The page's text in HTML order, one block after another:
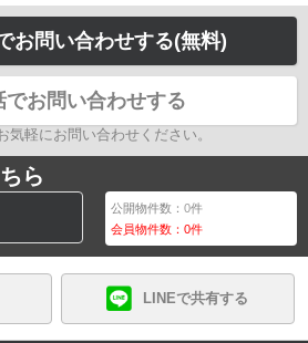
お問い合わせする(無料)
でお問い合わせする
気軽にお問い合わせください。
ら
公開物件数：0件
会員物件数：0件
LINEで共有する